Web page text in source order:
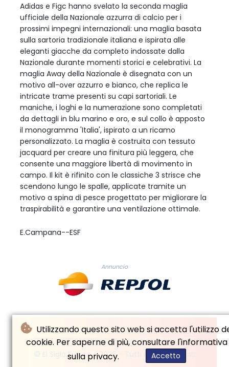
Utilizzando questo sito web si accetta l'utilizzo
cookie. Per saperne di più, consultare l'informativa
sulla privacy.
Accetto
Adidas e Figc hanno svelato la seconda maglia
ufficiale della Nazionale azzurra di calcio per i
prossimi impegni internazionali: una maglia basata
sulla sartoria tradizionale italiana e ispirata alle
eleganti giacche da completo indossate dalla
Nazionale durante momenti storici e celebrativi. La
maglia Away della Nazionale è disegnata con un
motivo all-over azzurro e bianco, che replica le
intricate trame presenti su capi sartoriali. Le
maniche, i loghi e la numerazione sono completati
da dettagli in blu marino e oro, e sul collo è apposto
il monogramma 'Italia', ispirato a un ricamo
personalizzato. La maglia è costruita con tessuto
jacquard per creare una finitura più leggera, che
consente una maggiore libertà di movimento in
campo. Il kit è rifinito con le classiche 3 strisce che
scendono lungo le spalle, applicate tramite un
motivo a spina di pesce progettato per migliorare la
traspirabilità e garantire una ventilazione ottimale.
E.Campana--ESF
Annuncio
© El Siglo Futuro - 2026 - Tutti i diritti riservati